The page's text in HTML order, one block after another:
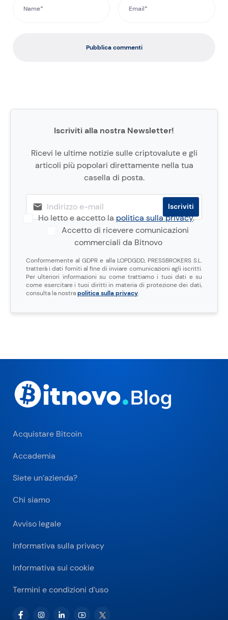
Pubblica commenti
Iscriviti alla nostra Newsletter!
Ricevi le ultime notizie sulle criptovalute e gli
articoli più popolari direttamente nella tua
casella di posta.
Ho letto e accetto lapolitica sulla privacy.
Accetto di ricevere comunicazioni
commerciali da Bitnovo
Conformemente al GDPR e alla LOPDGDD, PRESSBROKERS S.L.
tratterà i dati forniti al fine di inviare comunicazioni agli iscritti.
Per ulteriori informazioni su come trattiamo i tuoi dati e su
come esercitare i tuoi diritti in materia di protezione dei dati,
consulta la nostrapolitica sulla privacy.
Acquistare Bitcoin
Accademia
Siete un’azienda?
Chi siamo
Avviso legale
Informativa sulla privacy
Informativa sui cookie
Termini e condizioni d’uso